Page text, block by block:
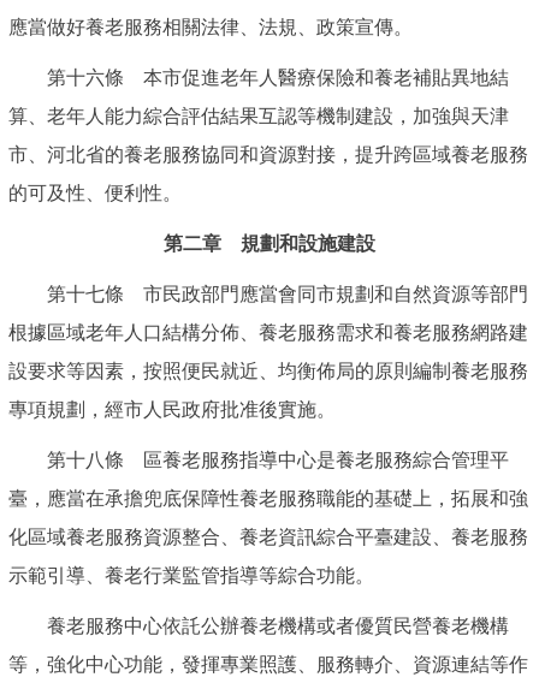
應當做好養老服務相關法律、法規、政策宣傳。
第十六條 本市促進老年人醫療保險和養老補貼異地結
算、老年人能力綜合評估結果互認等機制建設，加強與天津
市、河北省的養老服務協同和資源對接，提升跨區域養老服務
的可及性、便利性。
第二章 規劃和設施建設
第十七條 市民政部門應當會同市規劃和自然資源等部門
根據區域老年人口結構分佈、養老服務需求和養老服務網路建
設要求等因素，按照便民就近、均衡佈局的原則編制養老服務
專項規劃，經市人民政府批准後實施。
第十八條 區養老服務指導中心是養老服務綜合管理平
臺，應當在承擔兜底保障性養老服務職能的基礎上，拓展和強
化區域養老服務資源整合、養老資訊綜合平臺建設、養老服務
示範引導、養老行業監管指導等綜合功能。
養老服務中心依託公辦養老機構或者優質民營養老機構
等，強化中心功能，發揮專業照護、服務轉介、資源連結等作